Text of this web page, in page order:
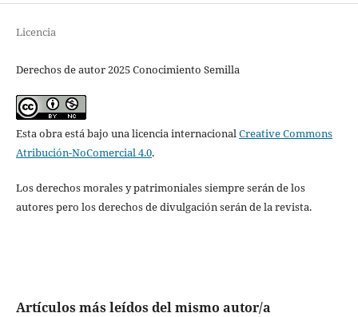
Licencia
Derechos de autor 2025 Conocimiento Semilla
Esta obra está bajo una licencia internacionalCreative Commons
Atribución-NoComercial 4.0.
Los derechos morales y patrimoniales siempre serán de los
autores pero los derechos de divulgación serán de la revista.
Artículos más leídos del mismo autor/a